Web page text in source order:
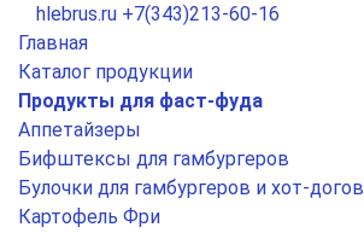
hlebrus.ru +7(343)213-60-16
Главная
Каталог продукции
Продукты для фаст-фуда
Аппетайзеры
Бифштексы для гамбургеров
Булочки для гамбургеров и хот-догов
Картофель Фри